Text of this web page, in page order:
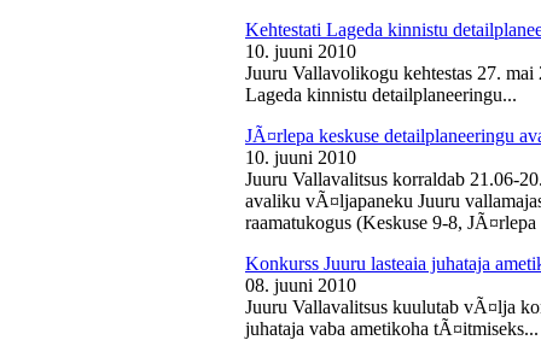
Kehtestati Lageda kinnistu
10. juuni 2010
Juuru Vallavolikogu kehtestas 27.
Lageda kinnistu detailplaneeringu...
JÃ¤rlepa keskuse detailplaneeringu
10. juuni 2010
Juuru Vallavalitsus korraldab 21.06-
avaliku vÃ¤ljapaneku Juuru
raamatukogus (Keskuse 9-8,
Konkurss Juuru lasteaia juhataja
08. juuni 2010
Juuru Vallavalitsus kuulutab vÃ¤lja
juhataja vaba ametikoha tÃ¤itmiseks...